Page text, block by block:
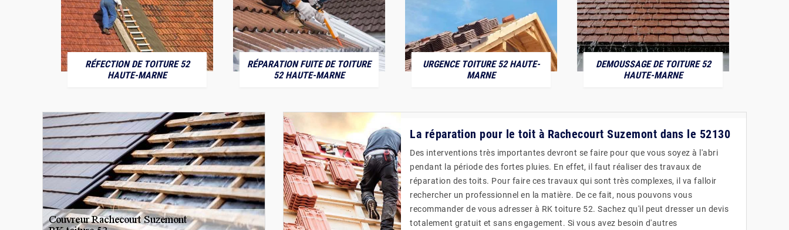
RÉFECTION DE TOITURE 52
HAUTE-MARNE
RÉPARATION FUITE DE TOITURE
52 HAUTE-MARNE
URGENCE TOITURE 52 HAUTE-
MARNE
DEMOUSSAGE DE TOITURE 52
HAUTE-MARNE
La réparation pour le toit à Rachecourt Suzemont dans le 52130
Des interventions très importantes devront se faire pour que vous soyez à l'abri
pendant la période des fortes pluies. En effet, il faut réaliser des travaux de
réparation des toits. Pour faire ces travaux qui sont très complexes, il va falloir
rechercher un professionnel en la matière. De ce fait, nous pouvons vous
recommander de vous adresser à RK toiture 52. Sachez qu'il peut dresser un devis
totalement gratuit et sans engagement. Si vous avez besoin d'autres